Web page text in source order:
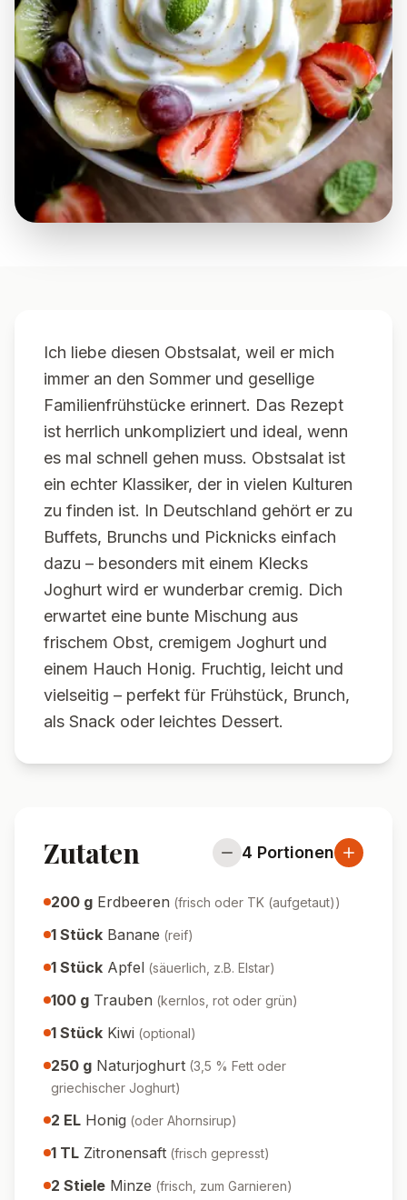
Ich liebe diesen Obstsalat, weil er mich
immer an den Sommer und gesellige
Familienfrühstücke erinnert. Das Rezept
ist herrlich unkompliziert und ideal, wenn
es mal schnell gehen muss. Obstsalat ist
ein echter Klassiker, der in vielen Kulturen
zu finden ist. In Deutschland gehört er zu
Buffets, Brunchs und Picknicks einfach
dazu – besonders mit einem Klecks
Joghurt wird er wunderbar cremig. Dich
erwartet eine bunte Mischung aus
frischem Obst, cremigem Joghurt und
einem Hauch Honig. Fruchtig, leicht und
vielseitig – perfekt für Frühstück, Brunch,
als Snack oder leichtes Dessert.
Zutaten 4 Portionen
200 g Erdbeeren (frisch oder TK (aufgetaut))
1 Stück Banane (reif)
1 Stück Apfel (säuerlich, z.B. Elstar)
100 g Trauben (kernlos, rot oder grün)
1 Stück Kiwi (optional)
250 g Naturjoghurt (3,5 % Fett oder
griechischer Joghurt)
2 EL Honig (oder Ahornsirup)
1 TL Zitronensaft (frisch gepresst)
2 Stiele Minze (frisch, zum Garnieren)